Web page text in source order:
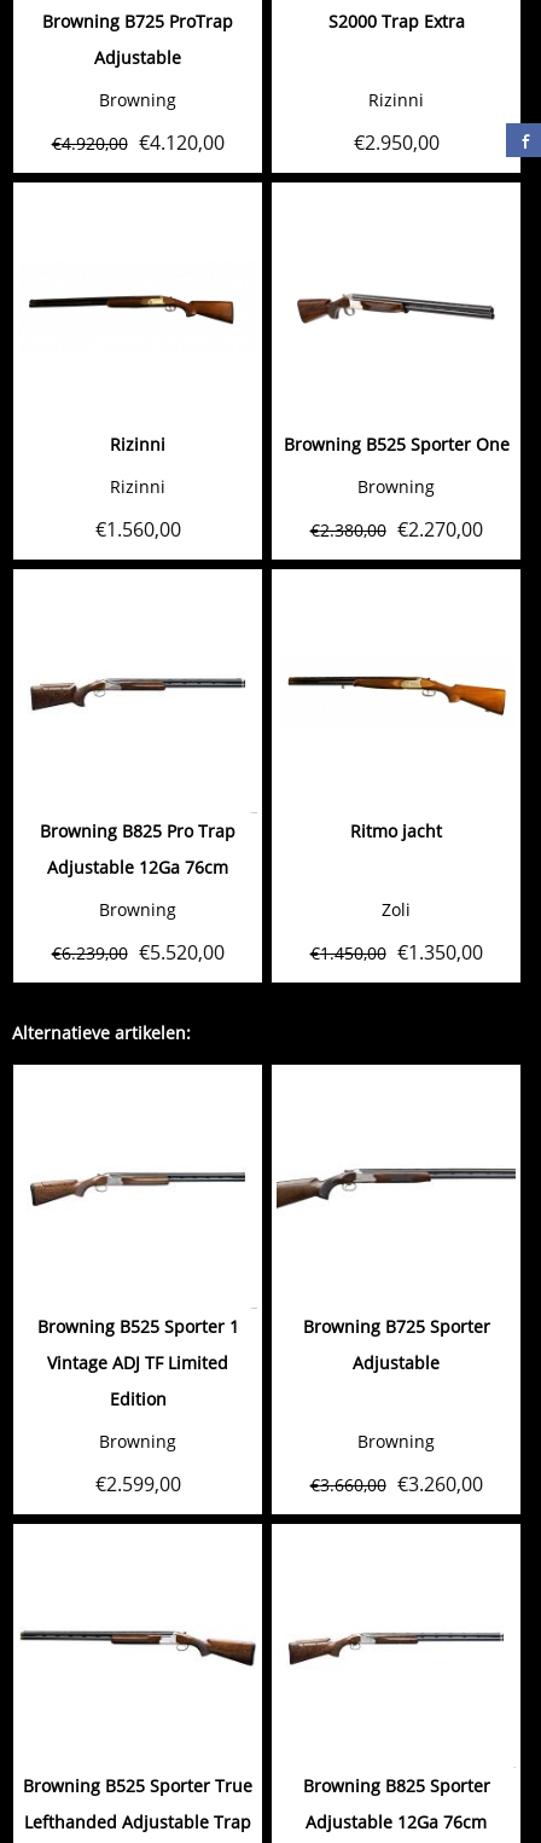
Browning B725 ProTrap
Adjustable
Browning
€4.920,00 €4.120,00
S2000 Trap Extra
Rizinni
€2.950,00
Rizinni
Rizinni
€1.560,00
Browning B525 Sporter One
Browning
€2.380,00 €2.270,00
Browning B825 Pro Trap
Adjustable 12Ga 76cm
Browning
€6.239,00 €5.520,00
Ritmo jacht
Zoli
€1.450,00 €1.350,00
Alternatieve artikelen:
Browning B525 Sporter 1
Vintage ADJ TF Limited
Edition
Browning
€2.599,00
Browning B725 Sporter
Adjustable
Browning
€3.660,00 €3.260,00
Browning B525 Sporter True
Lefthanded Adjustable Trap
Browning B825 Sporter
Adjustable 12Ga 76cm